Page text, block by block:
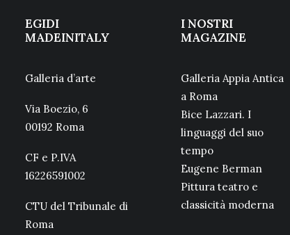
EGIDI
MADEINITALY
Galleria d’arte
Via Boezio, 6
00192 Roma
CF e P.IVA
16226591002
CTU del Tribunale di
Roma
I NOSTRI
MAGAZINE
Galleria Appia Antica
a Roma
Bice Lazzari. I
linguaggi del suo
tempo
Eugene Berman
Pittura teatro e
classicità moderna